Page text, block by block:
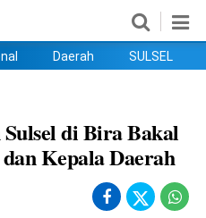
Daerah SULSEL
di Bira Bakal
Kepala Daerah